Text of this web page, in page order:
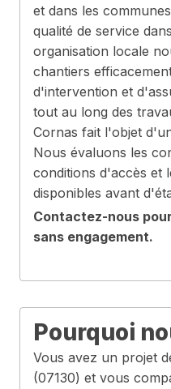
et dans les
qualité de service
organisation locale
chantiers
d'intervention et
tout au long des
Cornas fait l'objet
Nous évaluons les
conditions d'accès et
disponibles avant
Contactez-nous
sans engagement.
Pourquoi
Vous avez un projet
(07130) et vous